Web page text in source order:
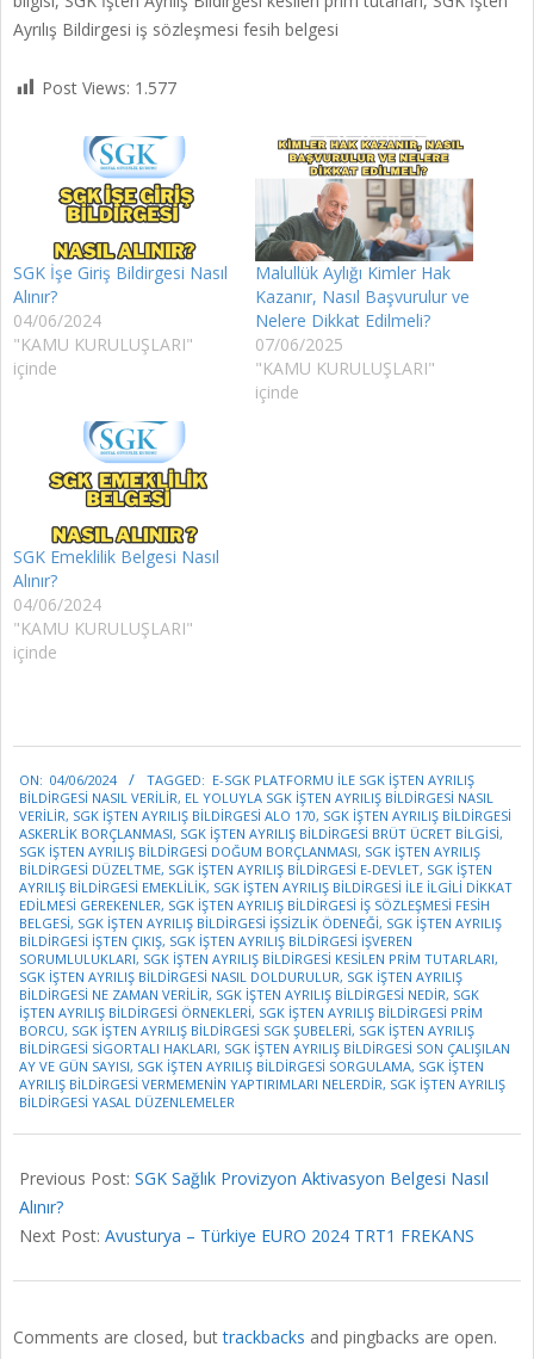
Ayrılış Bildirgesi iş sözleşmesi fesih belgesi
Post Views: 1.577
SGK İşe Giriş Bildirgesi Nasıl
Alınır?
04/06/2024
"KAMU KURULUŞLARI"
içinde
Malullük Aylığı Kimler Hak
Kazanır, Nasıl Başvurulur ve
Nelere Dikkat Edilmeli?
07/06/2025
"KAMU KURULUŞLARI"
içinde
SGK Emeklilik Belgesi Nasıl
Alınır?
04/06/2024
"KAMU KURULUŞLARI"
içinde
06-
04
ON: 04/06/2024 TAGGED: E-SGK PLATFORMU ILE SGK İŞTEN AYRILIŞ
BILDIRGESI NASIL VERILIR, EL YOLUYLA SGK İŞTEN AYRILIŞ BILDIRGESI NASIL
VERILIR, SGK İŞTEN AYRILIŞ BILDIRGESI ALO 170, SGK İŞTEN AYRILIŞ BILDIRGESI
ASKERLIK BORÇLANMASI, SGK İŞTEN AYRILIŞ BILDIRGESI BRÜT ÜCRET BILGISI,
SGK İŞTEN AYRILIŞ BILDIRGESI DOĞUM BORÇLANMASI, SGK İŞTEN AYRILIŞ
BILDIRGESI DÜZELTME, SGK İŞTEN AYRILIŞ BILDIRGESI E-DEVLET, SGK İŞTEN
AYRILIŞ BILDIRGESI EMEKLILIK, SGK İŞTEN AYRILIŞ BILDIRGESI ILE ILGILI DIKKAT
EDILMESI GEREKENLER, SGK İŞTEN AYRILIŞ BILDIRGESI IŞ SÖZLEŞMESI FESIH
BELGESI, SGK İŞTEN AYRILIŞ BILDIRGESI IŞSIZLIK ÖDENEĞI, SGK İŞTEN AYRILIŞ
BILDIRGESI IŞTEN ÇIKIŞ, SGK İŞTEN AYRILIŞ BILDIRGESI IŞVEREN
SORUMLULUKLARI, SGK İŞTEN AYRILIŞ BILDIRGESI KESILEN PRIM TUTARLARI,
SGK İŞTEN AYRILIŞ BILDIRGESI NASIL DOLDURULUR, SGK İŞTEN AYRILIŞ
BILDIRGESI NE ZAMAN VERILIR, SGK İŞTEN AYRILIŞ BILDIRGESI NEDIR, SGK
İŞTEN AYRILIŞ BILDIRGESI ÖRNEKLERI, SGK İŞTEN AYRILIŞ BILDIRGESI PRIM
BORCU, SGK İŞTEN AYRILIŞ BILDIRGESI SGK ŞUBELERI, SGK İŞTEN AYRILIŞ
BILDIRGESI SIGORTALI HAKLARI, SGK İŞTEN AYRILIŞ BILDIRGESI SON ÇALIŞILAN
AY VE GÜN SAYISI, SGK İŞTEN AYRILIŞ BILDIRGESI SORGULAMA, SGK İŞTEN
AYRILIŞ BILDIRGESI VERMEMENIN YAPTIRIMLARI NELERDIR, SGK İŞTEN AYRILIŞ
BILDIRGESI YASAL DÜZENLEMELER
Previous Post: SGK Sağlık Provizyon Aktivasyon Belgesi Nasıl
Alınır?
Next Post: Avusturya – Türkiye EURO 2024 TRT1 FREKANS
Comments are closed, buttrackbacks and pingbacks are open.